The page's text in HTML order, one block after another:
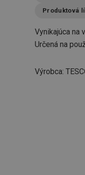
Produktová
Vynikajúca na
Určená na
Výrobca: